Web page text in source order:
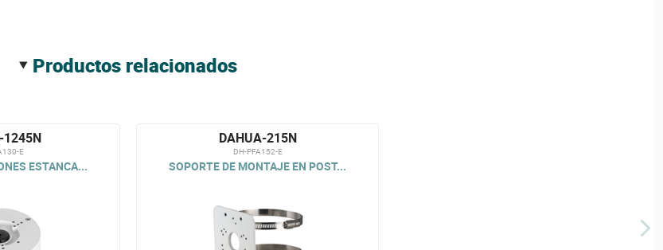
productos relacionados
1245N
E
ESTANCA...
DAHUA-215N
DH-PFA152-E
SOPORTE DE MONTAJE EN POST...